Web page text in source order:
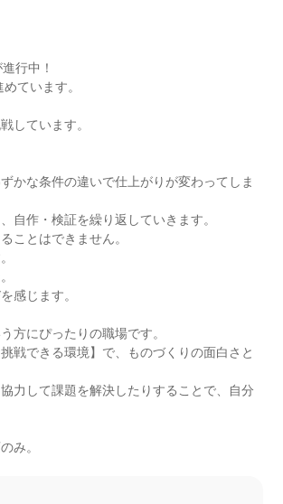
行中！
ています。
しています。
かな条件の違いで仕上がりが変わってしま
自作・検証を繰り返していきます。
ことはできません。
感じます。
方にぴったりの職場です。
戦できる環境】で、ものづくりの面白さと
力して課題を解決したりすることで、自分
み。